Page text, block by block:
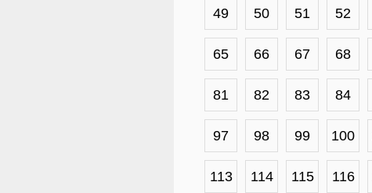
49 50 51 52
65 66 67 68
81 82 83 84
97 98 99 100
113 114 115 116